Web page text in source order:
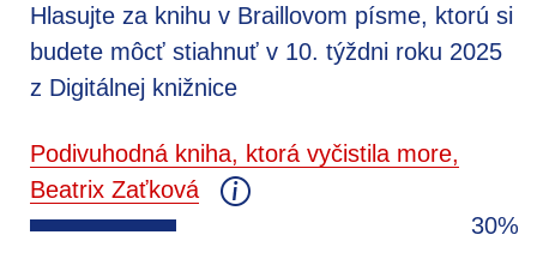
Hlasujte za knihu v Braillovom písme, ktorú si
budete môcť stiahnuť v 10. týždni roku 2025
z Digitálnej knižnice
Podivuhodná kniha, ktorá vyčistila more,
Beatrix Zaťková
30%